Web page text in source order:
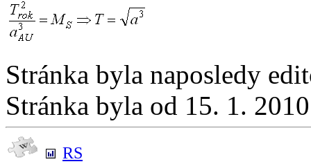
Stránka byla naposledy
Stránka byla od 15. 1.
RS